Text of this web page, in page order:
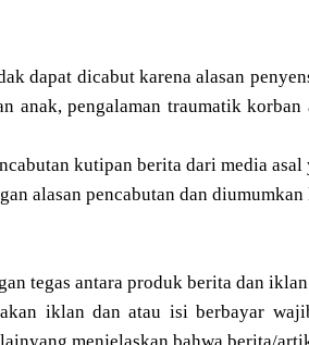
dapat dicabut karena alasan
anak, pengalaman traumatik
kutipan berita dari media asal
alasan pencabutan dan
tegas antara produk berita dan
iklan dan atau isi berbayar